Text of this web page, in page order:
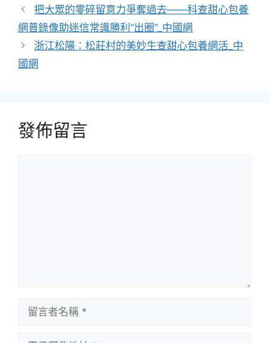
類
把大眾的零碎留意力爭奪過去——科查甜心包養
網普錄像助迷信常識勝利“出圈”_中國網
浙江松陽：松莊村的美妙生查甜心包養網活_中
國網
發佈留言